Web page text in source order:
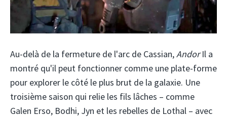
Au-delà de la fermeture de l'arc de Cassian,AndorIl a
montré qu'il peut fonctionner comme une plate-forme
pour explorer le côté le plus brut de la galaxie. Une
troisième saison qui relie les fils lâches – comme
Galen Erso, Bodhi, Jyn et les rebelles de Lothal – avec